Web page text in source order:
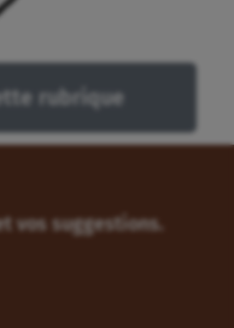
rubrique
vos suggestions.